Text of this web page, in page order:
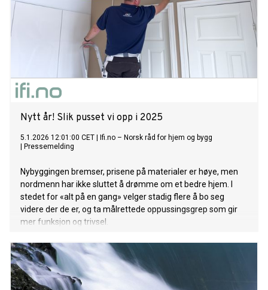
Nytt år! Slik pusset vi opp i 2025
5.1.2026 12:01:00 CET
Ifi.no – Norsk råd for hjem og bygg
Pressemelding
Nybyggingen bremser, prisene på materialer er høye, men
nordmenn har ikke sluttet å drømme om et bedre hjem. I
stedet for «alt på en gang» velger stadig flere å bo seg
videre der de er, og ta målrettede oppussingsgrep som gir
mer funksjon og trivsel.